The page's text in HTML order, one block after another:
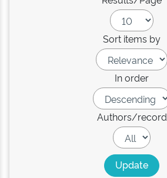
Sort items by
In order
Authors/record